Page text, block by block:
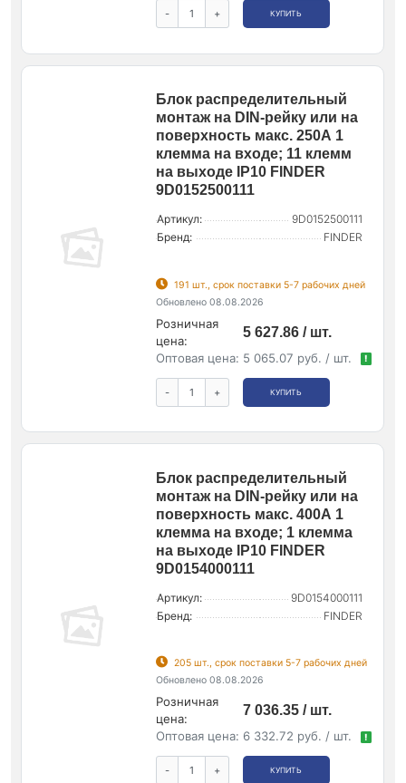
- + КУПИТЬ
Блок распределительный
монтаж на DIN-рейку или на
поверхность макс. 250А 1
клемма на входе; 11 клемм
на выходе IP10 FINDER
9D0152500111
Артикул:
9D0152500111
Бренд:
FINDER
191 шт., срок поставки 5-7 рабочих дней
Обновлено 08.08.2026
Розничная
цена:
5 627.86 / шт.
Оптовая цена: 5 065.07 руб. / шт. !
- + КУПИТЬ
Блок распределительный
монтаж на DIN-рейку или на
поверхность макс. 400А 1
клемма на входе; 1 клемма
на выходе IP10 FINDER
9D0154000111
Артикул:
9D0154000111
Бренд:
FINDER
205 шт., срок поставки 5-7 рабочих дней
Обновлено 08.08.2026
Розничная
цена:
7 036.35 / шт.
Оптовая цена: 6 332.72 руб. / шт. !
- + КУПИТЬ